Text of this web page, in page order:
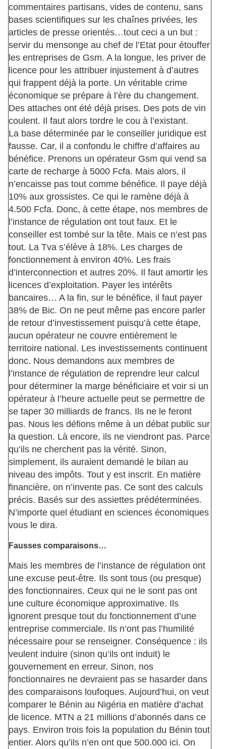
commentaires partisans, vides de contenu, sans
bases scientifiques sur les chaînes privées, les
articles de presse orientés…tout ceci a un but :
servir du mensonge au chef de l’Etat pour étouffer
les entreprises de Gsm. A la longue, les priver de
licence pour les attribuer injustement à d’autres
qui frappent déjà la porte. Un véritable crime
économique se prépare à l’ère du changement.
Des attaches ont été déjà prises. Des pots de vin
coulent. Il faut alors tordre le cou à l’existant.
La base déterminée par le conseiller juridique est
fausse. Car, il a confondu le chiffre d’affaires au
bénéfice. Prenons un opérateur Gsm qui vend sa
carte de recharge à 5000 Fcfa. Mais alors, il
n’encaisse pas tout comme bénéfice. Il paye déjà
10% aux grossistes. Ce qui le ramène déjà à
4.500 Fcfa. Donc, à cette étape, nos membres de
l’instance de régulation ont tout faux. Et le
conseiller est tombé sur la tête. Mais ce n’est pas
tout. La Tva s’élève à 18%. Les charges de
fonctionnement à environ 40%. Les frais
d’interconnection et autres 20%. Il faut amortir les
licences d’exploitation. Payer les intérêts
bancaires… A la fin, sur le bénéfice, il faut payer
38% de Bic. On ne peut même pas encore parler
de retour d’investissement puisqu’à cette étape,
aucun opérateur ne couvre entièrement le
territoire national. Les investissements continuent
donc. Nous demandons aux membres de
l’instance de régulation de reprendre leur calcul
pour déterminer la marge bénéficiaire et voir si un
opérateur à l’heure actuelle peut se permettre de
se taper 30 milliards de francs. Ils ne le feront
pas. Nous les défions même à un débat public sur
la question. Là encore, ils ne viendront pas. Parce
qu’ils ne cherchent pas la vérité. Sinon,
simplement, ils auraient demandé le bilan au
niveau des impôts. Tout y est inscrit. En matière
financière, on n’invente pas. Ce sont des calculs
précis. Basés sur des assiettes prédéterminées.
N’importe quel étudiant en sciences économiques
vous le dira.
Fausses comparaisons…
Mais les membres de l’instance de régulation ont
une excuse peut-être. Ils sont tous (ou presque)
des fonctionnaires. Ceux qui ne le sont pas ont
une culture économique approximative. Ils
ignorent presque tout du fonctionnement d’une
entreprise commerciale. Ils n’ont pas l’humilité
nécessaire pour se renseigner. Conséquence : ils
veulent induire (sinon qu’ils ont induit) le
gouvernement en erreur. Sinon, nos
fonctionnaires ne devraient pas se hasarder dans
des comparaisons loufoques. Aujourd’hui, on veut
comparer le Bénin au Nigéria en matière d’achat
de licence. MTN a 21 millions d’abonnés dans ce
pays. Environ trois fois la population du Bénin tout
entier. Alors qu’ils n’en ont que 500.000 ici. On